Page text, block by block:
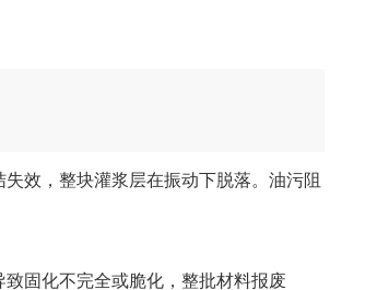
效，整块灌浆层在振动下脱落。油污阻
致固化不完全或脆化，整批材料报废